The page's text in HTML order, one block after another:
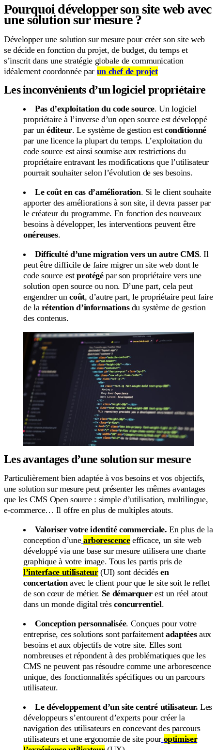
Pourquoi développer son site web avec
une solution sur mesure ?
Développer une solution sur mesure pour créer son site web
se décide en fonction du projet, de budget, du temps et
s’inscrit dans une stratégie globale de communication
idéalement coordonnée par un chef de projet
Les inconvénients d’un logiciel propriétaire
Pas d’exploitation du code source. Un logiciel
propriétaire à l’inverse d’un open source est développé
par unéditeur. Le système de gestion est conditionné
par une licence la plupart du temps. L’exploitation du
code source est ainsi soumise aux restrictions du
propriétaire entravant les modifications que l’utilisateur
pourrait souhaiter selon l’évolution de ses besoins.
Le coût en cas d’amélioration. Si le client souhaite
apporter des améliorations à son site, il devra passer par
le créateur du programme. En fonction des nouveaux
besoins à développer, les interventions peuvent être
onéreuses.
Difficulté d’une migration vers un autre CMS. Il
peut être difficile de faire migrer un site web dont le
code source estprotégépar son propriétaire vers une
solution open source ou non. D’une part, cela peut
engendrer uncoût, d’autre part, le propriétaire peut faire
de la rétention d’informationsdu système de gestion
des contenus.
Les avantages d’une solution sur mesure
Particulièrement bien adaptée à vos besoins et vos objectifs,
une solution sur mesure peut présenter les mêmes avantages
que les CMS Open source : simple d’utilisation, multilingue,
e-commerce… Il offre en plus de multiples atouts.
Valoriser votre identité commerciale. En plus de la
conception d’une arborescenceefficace, un site web
développé via une base sur mesure utilisera une charte
graphique à votre image. Tous les partis pris de
l’interface utilisateur(UI) sont décidés en
concertation avec le client pour que le site soit le reflet
de son cœur de métier. Se démarquerest un réel atout
dans un monde digital trèsconcurrentiel.
Conception personnalisée. Conçues pour votre
entreprise, ces solutions sont parfaitementadaptées aux
besoins et aux objectifs de votre site. Elles sont
nombreuses et répondent à des problématiques que les
CMS ne peuvent pas résoudre comme une arborescence
unique, des fonctionnalités spécifiques ou un parcours
utilisateur.
Le développement d’un site centré utilisateur. Les
développeurs s’entourent d’experts pour créer la
navigation des utilisateurs en concevant des parcours
utilisateurs et une ergonomie de site pour optimiser